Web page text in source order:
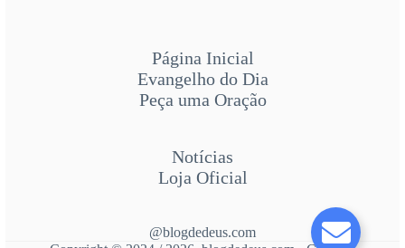
Página Inicial
Evangelho do Dia
Peça uma Oração
Notícias
Loja Oficial
@blogdedeus.com